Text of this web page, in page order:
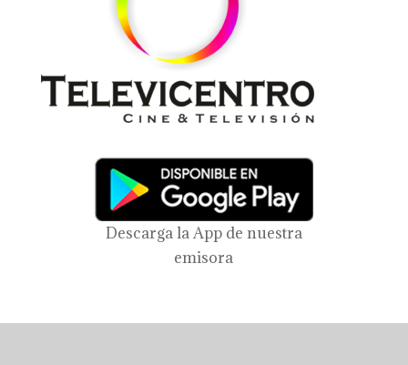
Descarga la App de nuestra
emisora